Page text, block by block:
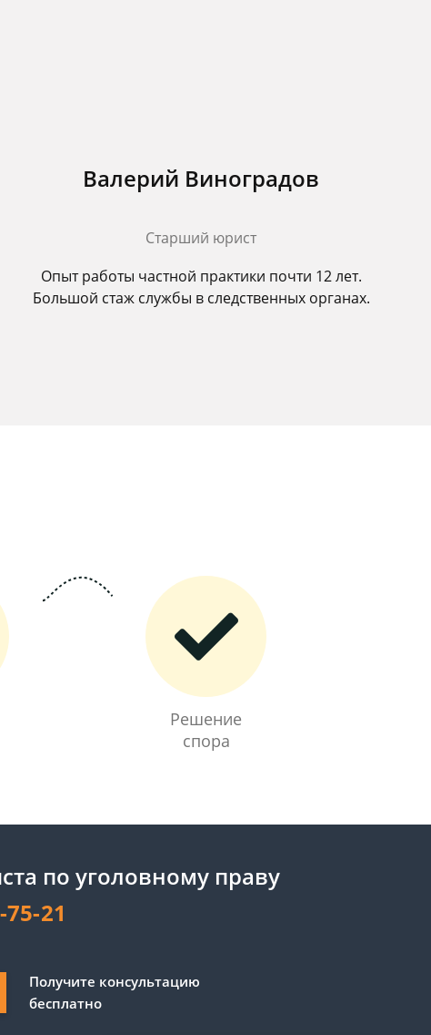
Валерий Виноградов
Старший юрист
Опыт работы частной практики почти 12 лет.
Большой стаж службы в следственных органах.
Решение
спора
по уголовному праву
21
Получите консультацию
бесплатно